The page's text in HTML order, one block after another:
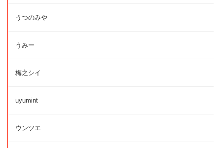
うつのみや
うみー
梅之シイ
uyumint
ウンツエ